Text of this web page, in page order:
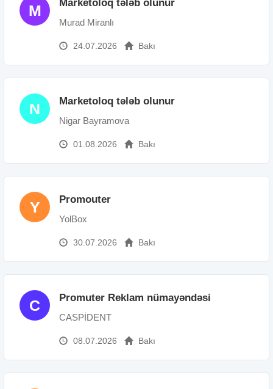
M Marketoloq tələb olunur
Murad Miranlı
24.07.2026 Bakı
N Marketoloq tələb olunur
Nigar Bayramova
01.08.2026 Bakı
Y Promouter
YolBox
30.07.2026 Bakı
C Promuter Reklam nümayəndəsi
CASPİDENT
08.07.2026 Bakı